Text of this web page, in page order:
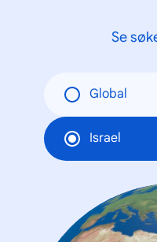
Se
Global
Israel